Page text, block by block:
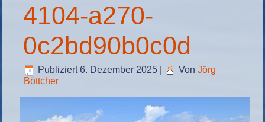
4104-a270-
0c2bd90b0c0d
Publiziert 6. Dezember 2025 Von Jörg
Böttcher